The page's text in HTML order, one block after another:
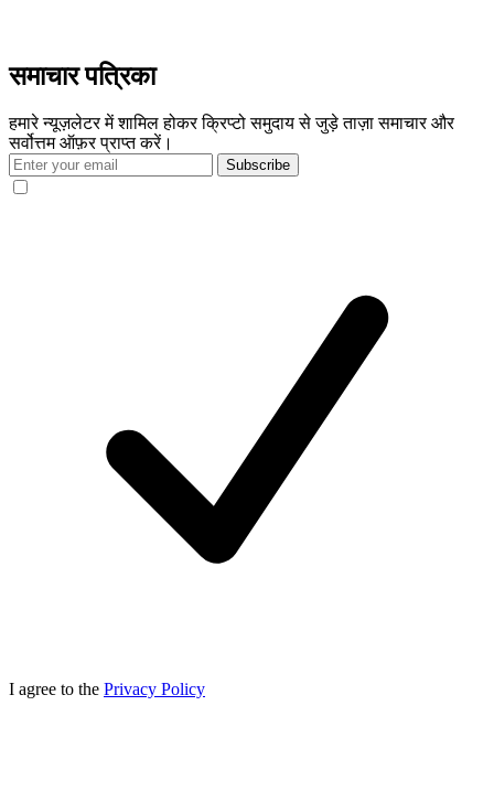
समाचार पत्रिका
हमारे न्यूज़लेटर में शामिल होकर क्रिप्टो समुदाय से जुड़े ताज़ा समाचार और
सर्वोत्तम ऑफ़र प्राप्त करें।
Subscribe
I agree to the Privacy Policy